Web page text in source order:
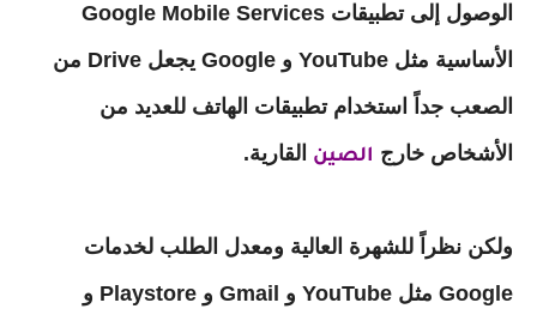
الوصول إلى تطبيقات Google Mobile Services
الأساسية مثل YouTube و Google يجعل Drive من
الصعب جداً استخدام تطبيقات الهاتف للعديد من
الأشخاص خارج الصين القارية.
ولكن نظراً للشهرة العالية ومعدل الطلب لخدمات
Google مثل YouTube و Gmail و Playstore و